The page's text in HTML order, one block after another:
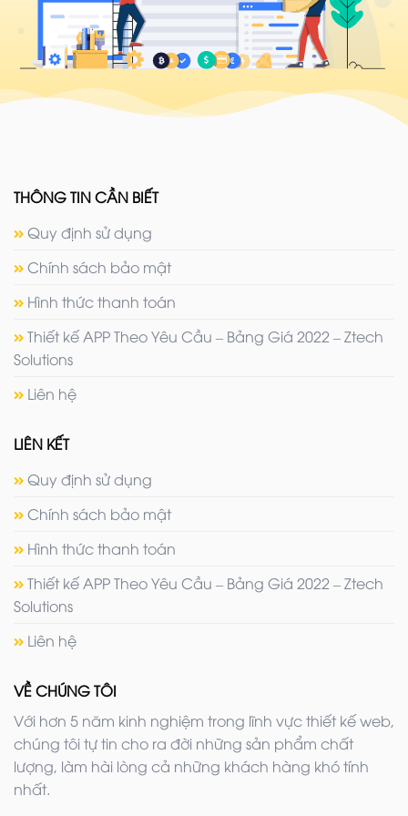
THÔNG TIN CẦN BIẾT
Quy định sử dụng
Chính sách bảo mật
Hình thức thanh toán
Thiết kế APP Theo Yêu Cầu – Bảng Giá 2022 – Ztech
Solutions
Liên hệ
LIÊN KẾT
Quy định sử dụng
Chính sách bảo mật
Hình thức thanh toán
Thiết kế APP Theo Yêu Cầu – Bảng Giá 2022 – Ztech
Solutions
Liên hệ
VỀ CHÚNG TÔI
Với hơn 5 năm kinh nghiệm trong lĩnh vực thiết kế web,
chúng tôi tự tin cho ra đời những sản phẩm chất
lượng, làm hài lòng cả những khách hàng khó tính
nhất.